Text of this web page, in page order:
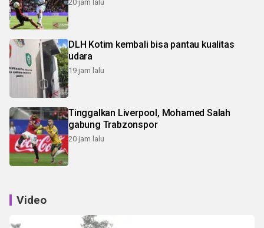
20 jam lalu
DLH Kotim kembali bisa pantau kualitas
udara
19 jam lalu
Tinggalkan Liverpool, Mohamed Salah
gabung Trabzonspor
20 jam lalu
Video